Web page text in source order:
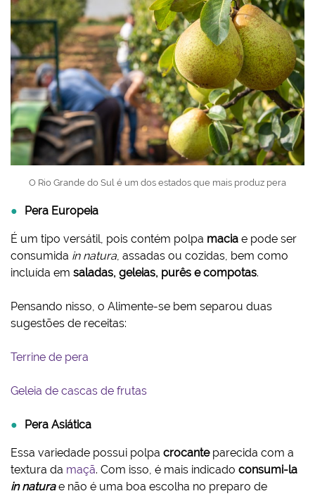
O Rio Grande do Sul é um dos estados que mais produz pera
Pera Europeia
É um tipo versátil, pois contém polpa macia e pode ser
consumida in natura, assadas ou cozidas, bem como
incluída em saladas, geleias, purês e compotas.
Pensando nisso, o Alimente-se bem separou duas
sugestões de receitas:
Terrine de pera
Geleia de cascas de frutas
Pera Asiática
Essa variedade possui polpa crocanteparecida com a
textura da maçã. Com isso, é mais indicado consumi-la
in naturae não é uma boa escolha no preparo de